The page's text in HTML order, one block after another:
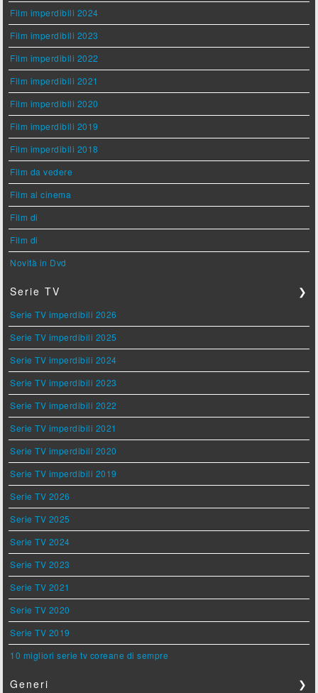
Film imperdibili 2024
Film imperdibili 2023
Film imperdibili 2022
Film imperdibili 2021
Film imperdibili 2020
Film imperdibili 2019
Film imperdibili 2018
Film da vedere
Film al cinema
Film di
Film di
Novità in Dvd
Serie TV ❯
Serie TV imperdibili 2026
Serie TV imperdibili 2025
Serie TV imperdibili 2024
Serie TV imperdibili 2023
Serie TV imperdibili 2022
Serie TV imperdibili 2021
Serie TV imperdibili 2020
Serie TV imperdibili 2019
Serie TV 2026
Serie TV 2025
Serie TV 2024
Serie TV 2023
Serie TV 2021
Serie TV 2020
Serie TV 2019
10 migliori serie tv coreane di sempre
Generi ❯